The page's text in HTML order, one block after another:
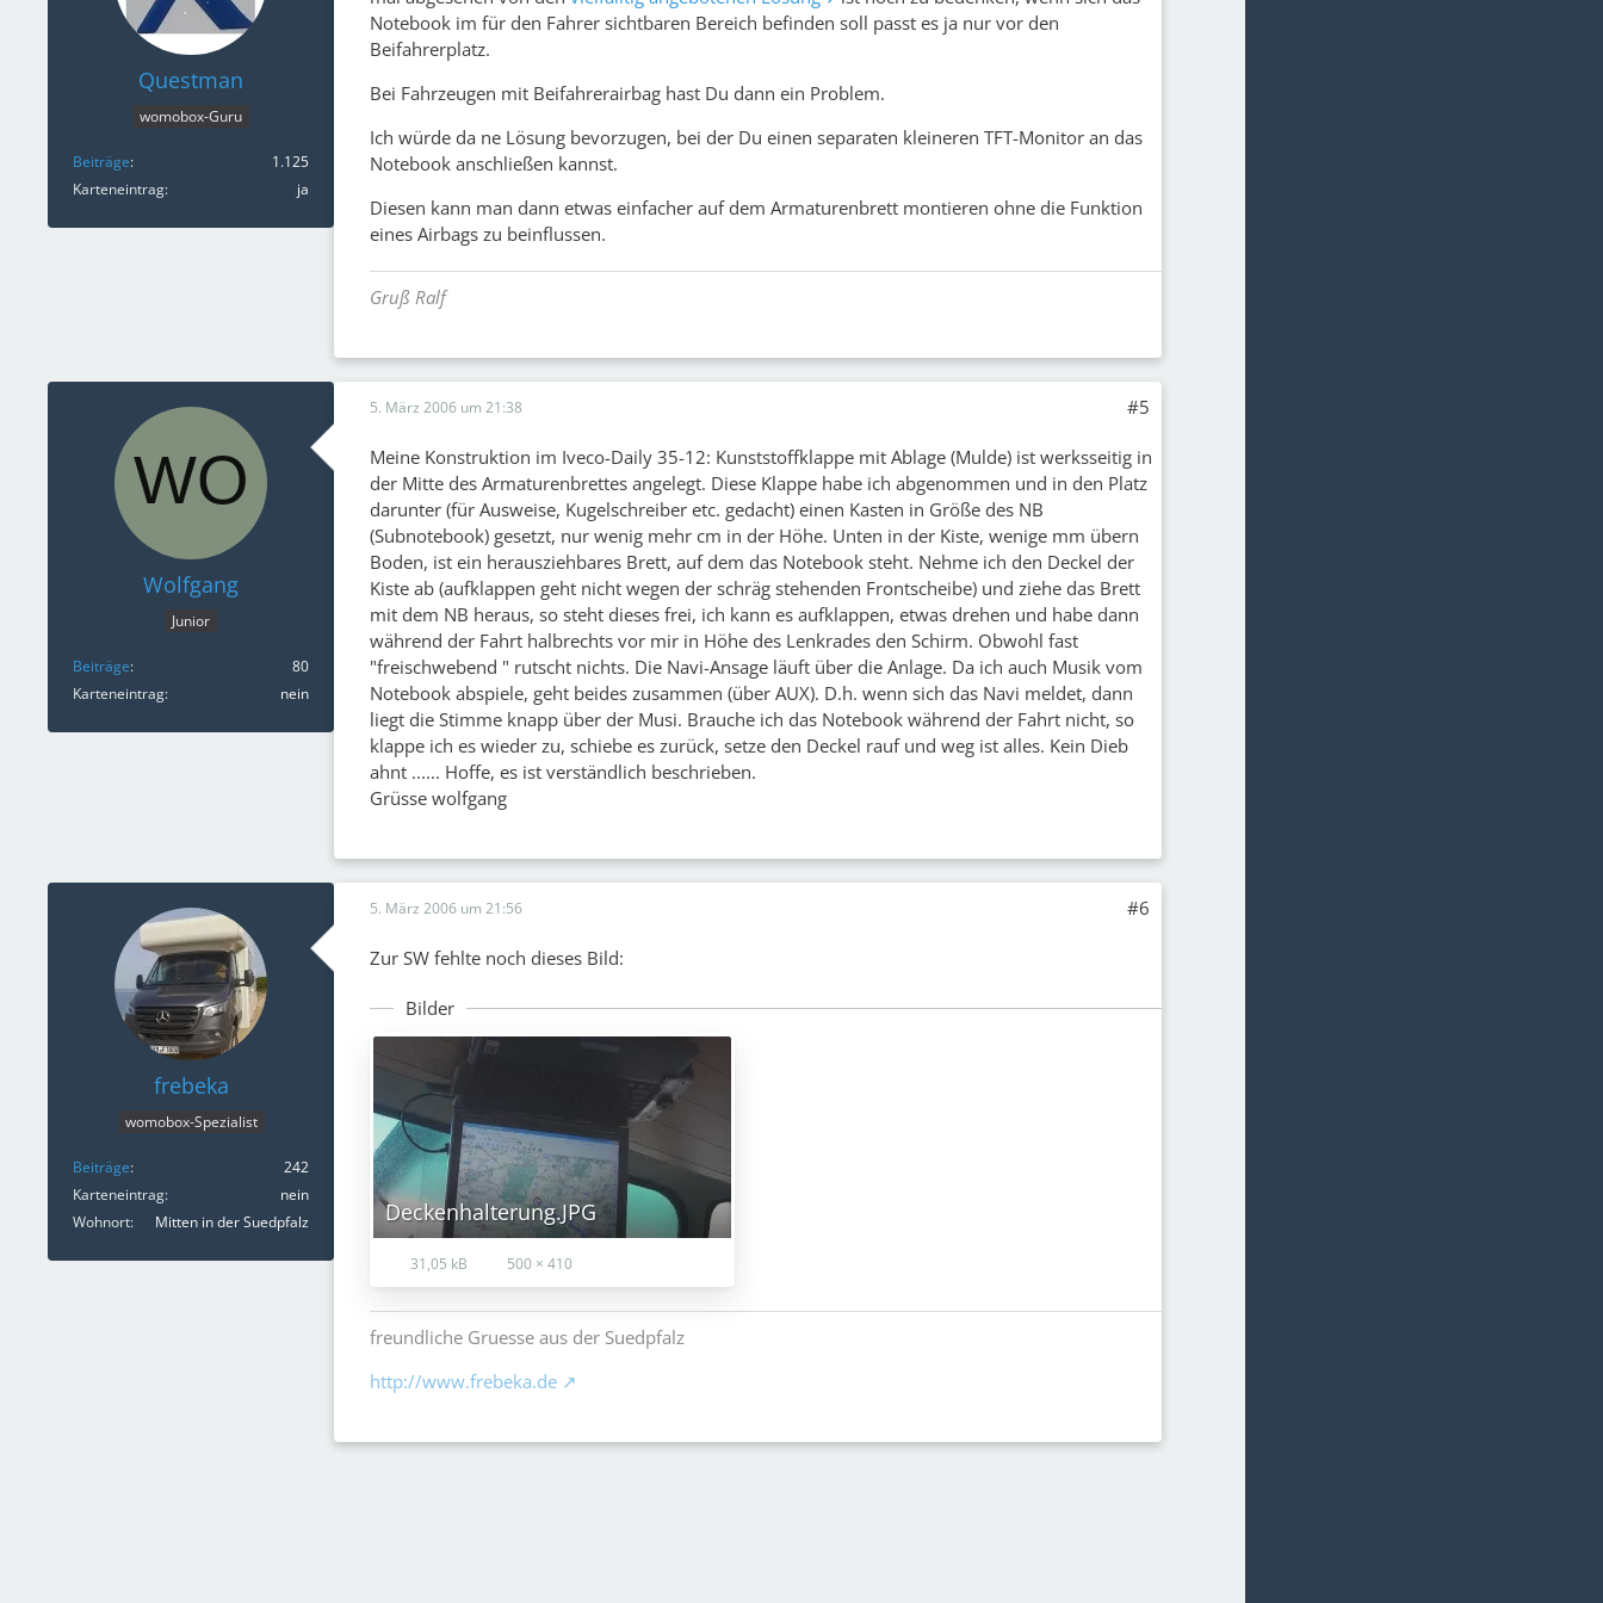
Questman
womobox-Guru
Beiträge
1.125
Karteneintrag
ja
Notebook im für den Fahrer sichtbaren Bereich befinden soll passt es ja nur vor den
Beifahrerplatz.
Bei Fahrzeugen mit Beifahrerairbag hast Du dann ein Problem.
Ich würde da ne Lösung bevorzugen, bei der Du einen separaten kleineren TFT-Monitor an das
Notebook anschließen kannst.
Diesen kann man dann etwas einfacher auf dem Armaturenbrett montieren ohne die Funktion
eines Airbags zu beinflussen.
Gruß Ralf
Wolfgang
Junior
Beiträge
80
Karteneintrag
nein
5. März 2006 um 21:38 #5
Meine Konstruktion im Iveco-Daily 35-12: Kunststoffklappe mit Ablage (Mulde) ist werksseitig in
der Mitte des Armaturenbrettes angelegt. Diese Klappe habe ich abgenommen und in den Platz
darunter (für Ausweise, Kugelschreiber etc. gedacht) einen Kasten in Größe des NB
(Subnotebook) gesetzt, nur wenig mehr cm in der Höhe. Unten in der Kiste, wenige mm übern
Boden, ist ein herausziehbares Brett, auf dem das Notebook steht. Nehme ich den Deckel der
Kiste ab (aufklappen geht nicht wegen der schräg stehenden Frontscheibe) und ziehe das Brett
mit dem NB heraus, so steht dieses frei, ich kann es aufklappen, etwas drehen und habe dann
während der Fahrt halbrechts vor mir in Höhe des Lenkrades den Schirm. Obwohl fast
"freischwebend " rutscht nichts. Die Navi-Ansage läuft über die Anlage. Da ich auch Musik vom
Notebook abspiele, geht beides zusammen (über AUX). D.h. wenn sich das Navi meldet, dann
liegt die Stimme knapp über der Musi. Brauche ich das Notebook während der Fahrt nicht, so
klappe ich es wieder zu, schiebe es zurück, setze den Deckel rauf und weg ist alles. Kein Dieb
ahnt ...... Hoffe, es ist verständlich beschrieben.
Grüsse wolfgang
frebeka
womobox-Spezialist
Beiträge
242
Karteneintrag
nein
Wohnort
Mitten in der Suedpfalz
5. März 2006 um 21:56 #6
Zur SW fehlte noch dieses Bild:
Bilder
Deckenhalterung.JPG
31,05 kB 500 × 410
freundliche Gruesse aus der Suedpfalz
http://www.frebeka.de